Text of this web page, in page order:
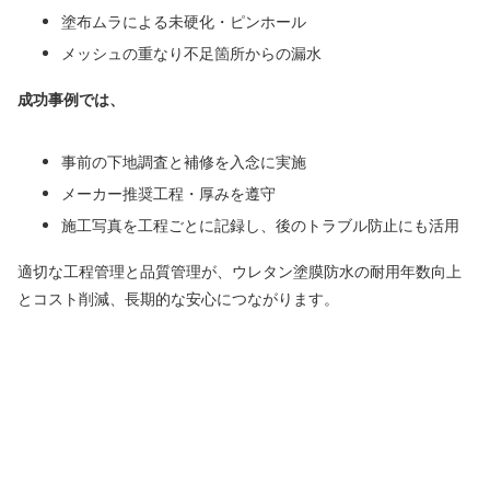
塗布ムラによる未硬化・ピンホール
メッシュの重なり不足箇所からの漏水
成功事例では、
事前の下地調査と補修を入念に実施
メーカー推奨工程・厚みを遵守
施工写真を工程ごとに記録し、後のトラブル防止にも活用
適切な工程管理と品質管理が、ウレタン塗膜防水の耐用年数向上
とコスト削減、長期的な安心につながります。